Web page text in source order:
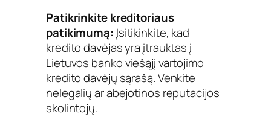
Patikrinkite kreditoriaus
patikimumą:Įsitikinkite, kad
kredito davėjas yra įtrauktas į
Lietuvos banko viešąjį vartojimo
kredito davėjų sąrašą. Venkite
nelegalių ar abejotinos reputacijos
skolintojų.